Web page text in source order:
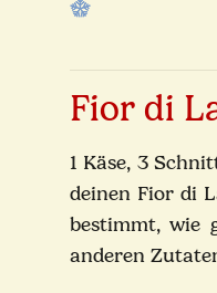
Fior di
1 Käse, 3
deinen Fior di
bestimmt, wie
anderen